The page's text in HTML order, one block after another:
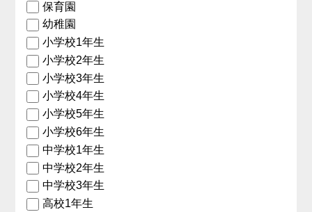
保育園
幼稚園
小学校1年生
小学校2年生
小学校3年生
小学校4年生
小学校5年生
小学校6年生
中学校1年生
中学校2年生
中学校3年生
高校1年生